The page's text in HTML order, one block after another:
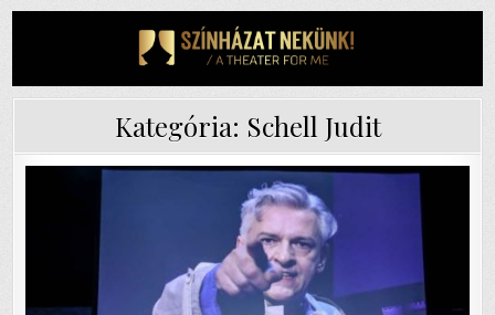
Kategória: Schell Judit